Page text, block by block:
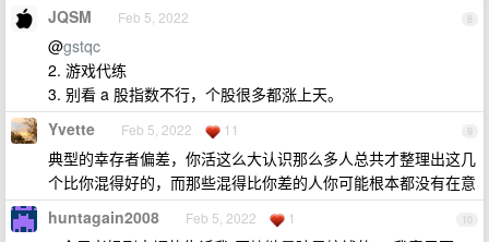
8
JQSM Feb 5, 2022
@gstqc
2. 游戏代练
3. 别看 a 股指数不行，个股很多都涨上天。
9
Yvette Feb 5, 2022 11
典型的幸存者偏差，你活这么大认识那么多人总共才整理出这几
个比你混得好的，而那些混得比你差的人你可能根本都没有在意
10
huntagain2008 Feb 5, 2022 1